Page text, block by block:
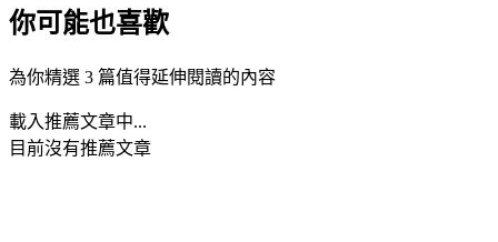
你可能也喜歡
為你精選 3 篇值得延伸閱讀的內容
載入推薦文章中...
目前沒有推薦文章